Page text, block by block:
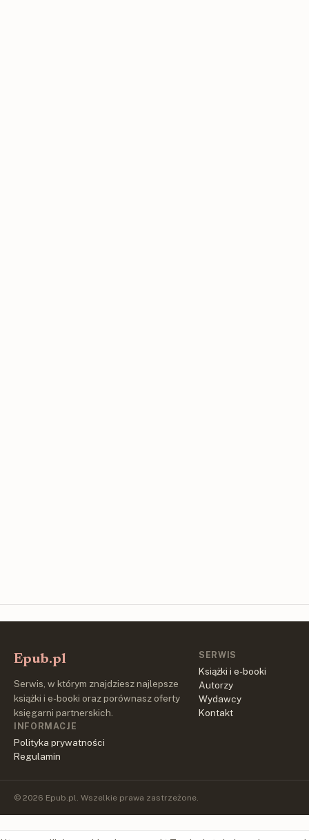
Epub.pl
Serwis, w którym znajdziesz najlepsze
książki i e-booki oraz porównasz oferty
księgarni partnerskich.
SERWIS
Książki i e-booki
Autorzy
Wydawcy
Kontakt
INFORMACJE
Polityka prywatności
Regulamin
© 2026 Epub.pl. Wszelkie prawa zastrzeżone.